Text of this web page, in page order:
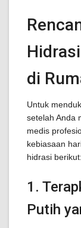
di
Untuk
setelah Anda
medis
kebiasaan
hidrasi berikut:
1.
Putih